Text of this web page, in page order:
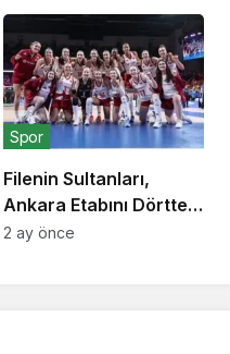
Filenin Sultanları,
Ankara Etabını Dörtte
Dörtle Tamamladı
Spor
2 ay önce